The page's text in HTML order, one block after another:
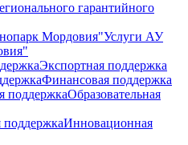
гарантийного
Услуги АУ
Экспортная поддержка
Финансовая поддержка
Образовательная
Инновационная